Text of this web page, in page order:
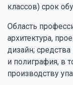
классов) срок
Область
архитектура,
дизайн;
и полиграфия, в
производству